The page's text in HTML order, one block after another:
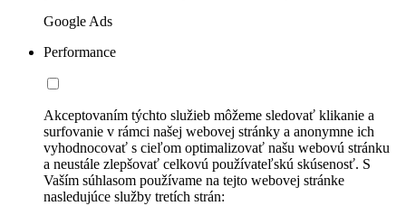
Google Ads
Performance
Akceptovaním týchto služieb môžeme sledovať klikanie a
surfovanie v rámci našej webovej stránky a anonymne ich
vyhodnocovať s cieľom optimalizovať našu webovú stránku
a neustále zlepšovať celkovú používateľskú skúsenosť. S
Vaším súhlasom používame na tejto webovej stránke
nasledujúce služby tretích strán: